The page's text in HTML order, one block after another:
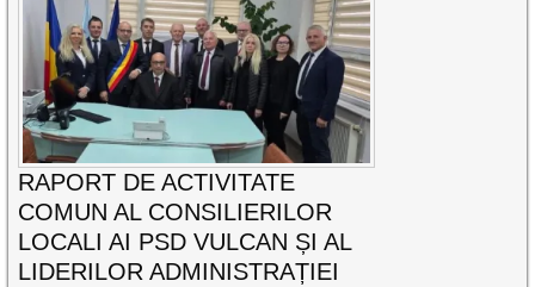
RAPORT DE ACTIVITATE
COMUN AL CONSILIERILOR
LOCALI AI PSD VULCAN ȘI AL
LIDERILOR ADMINISTRAȚIEI